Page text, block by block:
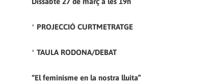
* PROJECCIÓ CURTMETRATGE
* TAULA RODONA/DEBAT
“El feminisme en la nostra lluita”